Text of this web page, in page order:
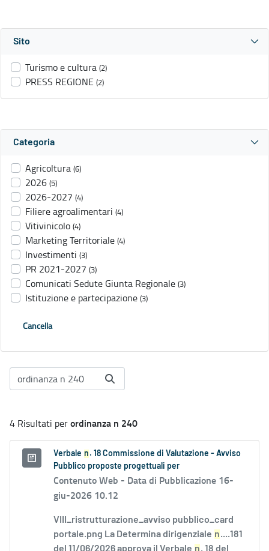
Sito
Turismo e cultura (2)
PRESS REGIONE (2)
Categoria
Agricoltura (6)
2026 (5)
2026-2027 (4)
Filiere agroalimentari (4)
Vitivinicolo (4)
Marketing Territoriale (4)
Investimenti (3)
PR 2021-2027 (3)
Comunicati Sedute Giunta Regionale (3)
Istituzione e partecipazione (3)
Cancella
4 Risultati perordinanza n 240
Verbale n . 18 Commissione di Valutazione - Avviso
Pubblico proposte progettuali per
Contenuto Web - Data di Pubblicazione 16-
giu-2026 10.12
VIII_ristrutturazione_avviso pubblico_card
portale.png La Determina dirigenziale n....181
del 11/06/2026 approva il Verbale n. 18 del